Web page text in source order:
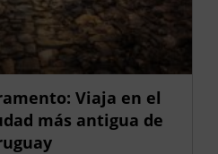
Viaja en el
más antigua de